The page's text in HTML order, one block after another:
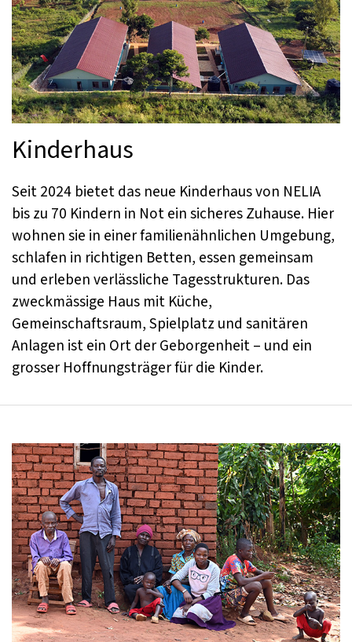
Kinderhaus
Seit 2024 bietet das neue Kinderhaus von NELIA
bis zu 70 Kindern in Not ein sicheres Zuhause. Hier
wohnen sie in einer familienähnlichen Umgebung,
schlafen in richtigen Betten, essen gemeinsam
und erleben verlässliche Tagesstrukturen. Das
zweckmässige Haus mit Küche,
Gemeinschaftsraum, Spielplatz und sanitären
Anlagen ist ein Ort der Geborgenheit – und ein
grosser Hoffnungsträger für die Kinder.